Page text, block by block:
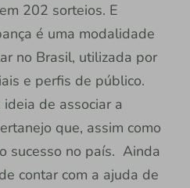
202 sorteios. E
é uma modalidade
no Brasil, utilizada por
e perfis de público.
de associar a
que, assim como
sucesso no país. Ainda
contar com a ajuda de